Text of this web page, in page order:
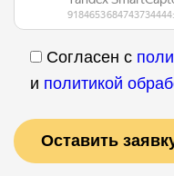
Согласен с
и политикой